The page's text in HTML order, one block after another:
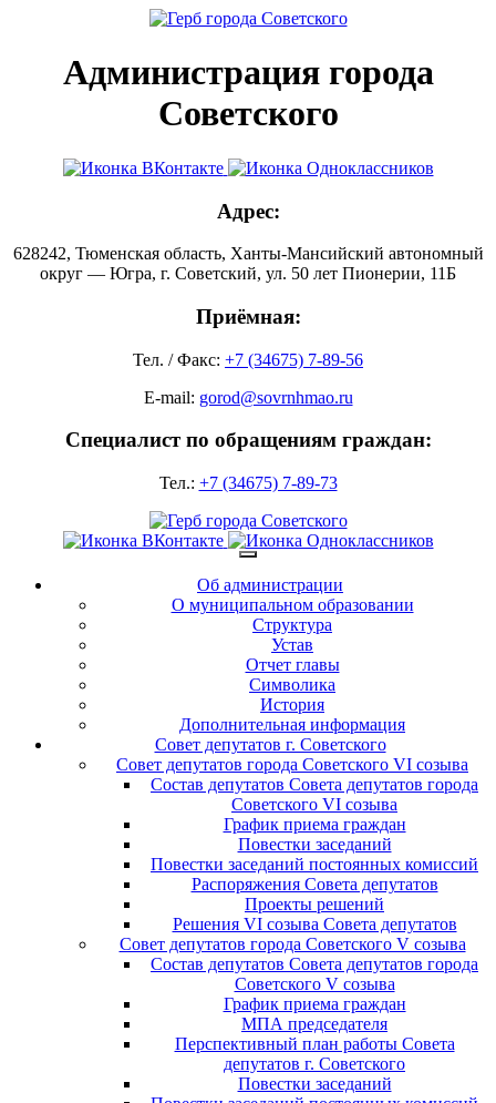
Администрация города
Советского
Адрес:
628242, Тюменская область, Ханты-Мансийский автономный
округ — Югра, г. Советский, ул. 50 лет Пионерии, 11Б
Приёмная:
Тел. / Факс: +7 (34675) 7-89-56
E-mail: gorod@sovrnhmao.ru
Специалист по обращениям граждан:
Тел.: +7 (34675) 7-89-73
Об администрации
О муниципальном образовании
Структура
Устав
Отчет главы
Символика
История
Дополнительная информация
Совет депутатов г. Советского
Совет депутатов города Советского VI созыва
Состав депутатов Совета депутатов города
Советского VI созыва
График приема граждан
Повестки заседаний
Повестки заседаний постоянных комиссий
Распоряжения Совета депутатов
Проекты решений
Решения VI созыва Совета депутатов
Совет депутатов города Советского V созыва
Состав депутатов Совета депутатов города
Советского V созыва
График приема граждан
МПА председателя
Перспективный план работы Совета
депутатов г. Советского
Повестки заседаний